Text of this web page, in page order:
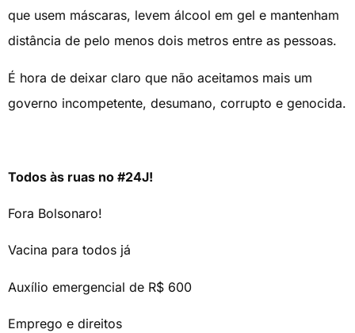
que usem máscaras, levem álcool em gel e mantenham
distância de pelo menos dois metros entre as pessoas.
É hora de deixar claro que não aceitamos mais um
governo incompetente, desumano, corrupto e genocida.
Todos às ruas no #24J!
Fora Bolsonaro!
Vacina para todos já
Auxílio emergencial de R$ 600
Emprego e direitos